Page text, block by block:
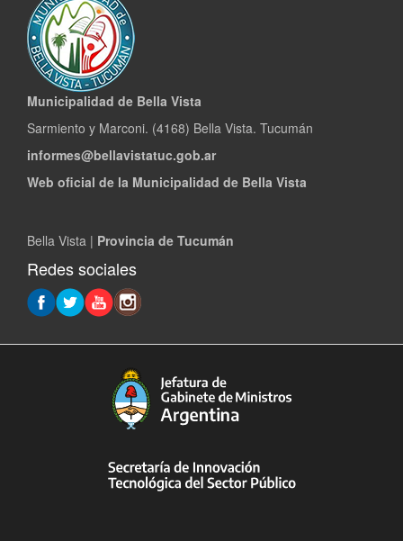
Municipalidad de Bella Vista
Sarmiento y Marconi. (4168) Bella Vista. Tucumán
informes@bellavistatuc.gob.ar
Web oficial de la Municipalidad de Bella Vista
Bella Vista | Provincia de Tucumán
Redes sociales